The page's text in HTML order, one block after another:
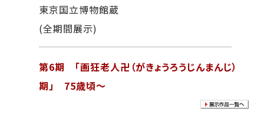
東京国立博物館蔵
(全期間展示)
第6期 「画狂老人卍（がきょうろうじんまんじ）
期」 75歳頃～